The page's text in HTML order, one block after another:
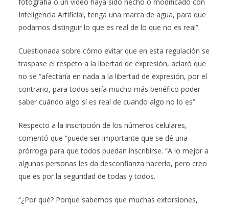
Inteligencia Artificial, tenga una marca de agua, para que
podamos distinguir lo que es real de lo que no es real”.
Cuestionada sobre cómo evitar que en esta regulación se
traspase el respeto a la libertad de expresión, aclaró que
no se “afectaría en nada a la libertad de expresión, por el
contrario, para todos sería mucho más benéfico poder
saber cuándo algo sí es real de cuando algo no lo es”.
Respecto a la inscripción de los números celulares,
comentó que “puede ser importante que se dé una
prórroga para que todos puedan inscribirse. “A lo mejor a
algunas personas les da desconfianza hacerlo, pero creo
que es por la seguridad de todas y todos.
“¿Por qué? Porque sabemos que muchas extorsiones,